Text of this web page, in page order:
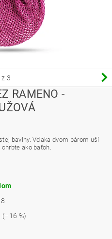
z 3
RAMENO -
bavlny. Vďaka dvom párom uší
ako baťoh.
(–16 %)